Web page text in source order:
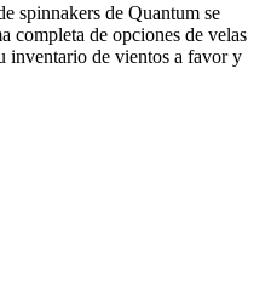
spinnakers de Quantum se
completa de opciones de velas
inventario de vientos a favor y